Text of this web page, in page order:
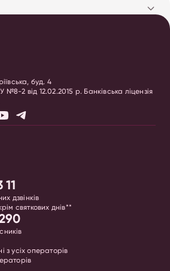
буд. 4
№8-2 від 12.02.2015 р. Банківська ліцензія
дзвінків
святкових днів**
з усіх операторів